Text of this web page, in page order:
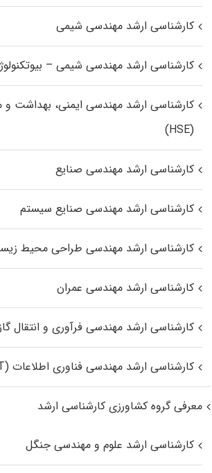
کارشناسی ارشد مهندسی شیمی
کارشناسی ارشد مهندسی شیمی –
کارشناسی ارشد مهندسی ایمنی، بهداشت
(HSE)
کارشناسی ارشد مهندسی صنایع
کارشناسی ارشد مهندسی صنایع سیستم
کارشناسی ارشد مهندسی طراحی محیط
کارشناسی ارشد مهندسی عمران
کارشناسی ارشد مهندسی فرآوری و انتقال
کارشناسی ارشد مهندسی فناوری اطلاعات (IT)
معرفی گروه کشاورزی کارشناسی ارشد
کارشناسی ارشد علوم و مهندسی جنگل